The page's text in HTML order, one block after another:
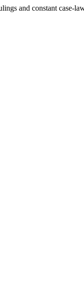
and constant case-